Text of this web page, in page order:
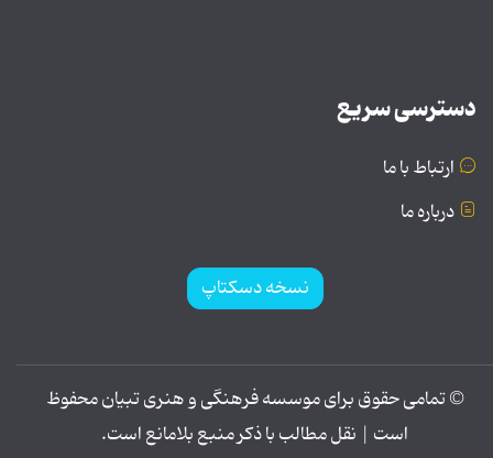
دسترسی سریع
ارتباط با ما
درباره ما
نسخه دسکتاپ
© تمامی حقوق برای موسسه فرهنگی و هنری تبیان محفوظ
است | نقل مطالب با ذکر منبع بلامانع است.